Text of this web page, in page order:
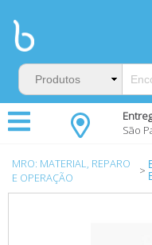
São
MRO: MATERIAL, REPARO
E OPERAÇÃO
>